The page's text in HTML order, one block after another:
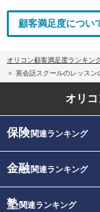
顧客満足度につい
オリコン顧客満足度ランキン
英会話スクールのレッスン
オリ
保険関連ランキング
金融関連ランキング
塾関連ランキング